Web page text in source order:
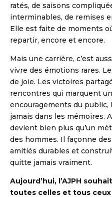
ratés, de saisons
interminables, de remises
Elle est faite de moments
repartir, encore et encore.
Mais une carrière, c’est
vivre des émotions rares.
de joie. Les victoires
rencontres qui marquent
encouragements du public,
jamais dans les mémoires.
devient bien plus qu’un
des hommes. Il façonne
amitiés durables et
quitte jamais vraiment.
Aujourd’hui, l’AJPH
toutes celles et tous